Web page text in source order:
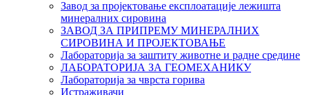
Завод за пројектовање експлоатације лежишта
минералних сировина
ЗАВОД ЗА ПРИПРЕМУ МИНЕРАЛНИХ
СИРОВИНА И ПРОЈЕКТОВАЊЕ
Лабораторија за заштиту животне и радне средине
ЛАБОРАТОРИЈА ЗА ГЕОМЕХАНИКУ
Лабораторија за чврста горива
Истраживачи